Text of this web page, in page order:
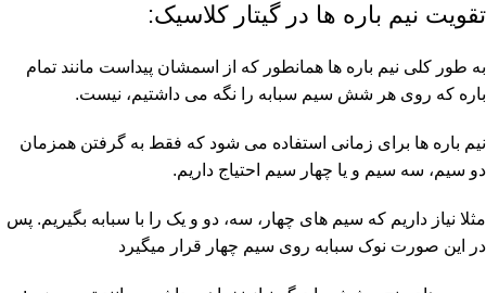
تقویت نیم باره ها در گیتار کلاسیک:
به طور کلی نیم باره ها همانطور که از اسمشان پیداست مانند تمام
باره که روی هر شش سیم سبابه را نگه می داشتیم، نیست.
نیم باره ها برای زمانی استفاده می شود که فقط به گرفتن همزمان
دو سیم، سه سیم و یا چهار سیم احتیاج داریم.
مثلا نیاز داریم که سیم های چهار، سه، دو و یک را با سبابه بگیریم. پس
در این صورت نوک سبابه روی سیم چهار قرار میگیرد